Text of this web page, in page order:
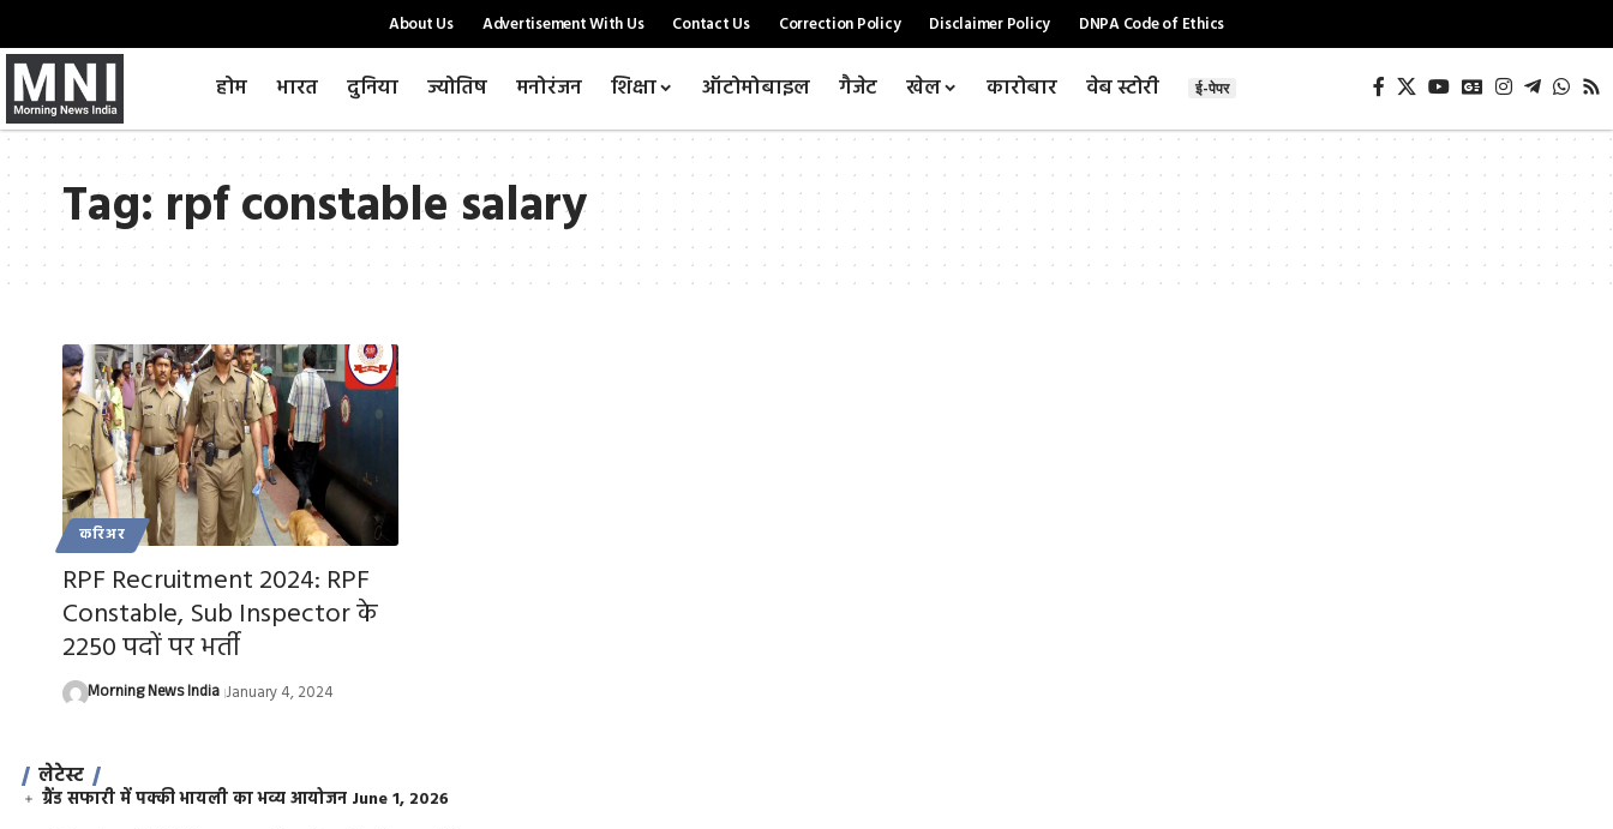
About Us Advertisement With Us Contact Us Correction Policy Disclaimer Policy DNPA Code of Ethics
होम भारत दुनिया ज्योतिष मनोरंजन शिक्षा ऑटोमोबाइल गैजेट खेल कारोबार वेब स्टोरी ई-पेपर
Tag:rpf constable salary
करिअर
RPF Recruitment 2024: RPF
Constable, Sub Inspector के
2250 पदों पर भर्ती
Morning News India January 4, 2024
लेटेस्ट
ग्रैंड सफारी में पक्की भायली का भव्य आयोजन June 1, 2026